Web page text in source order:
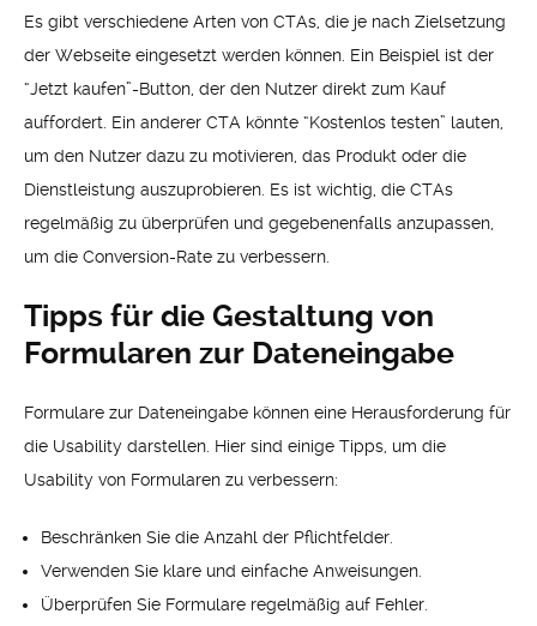
Es gibt verschiedene Arten von CTAs, die je nach Zielsetzung
der Webseite eingesetzt werden können. Ein Beispiel ist der
“Jetzt kaufen”-Button, der den Nutzer direkt zum Kauf
auffordert. Ein anderer CTA könnte “Kostenlos testen” lauten,
um den Nutzer dazu zu motivieren, das Produkt oder die
Dienstleistung auszuprobieren. Es ist wichtig, die CTAs
regelmäßig zu überprüfen und gegebenenfalls anzupassen,
um die Conversion-Rate zu verbessern.
Tipps für die Gestaltung von
Formularen zur Dateneingabe
Formulare zur Dateneingabe können eine Herausforderung für
die Usability darstellen. Hier sind einige Tipps, um die
Usability von Formularen zu verbessern:
Beschränken Sie die Anzahl der Pflichtfelder.
Verwenden Sie klare und einfache Anweisungen.
Überprüfen Sie Formulare regelmäßig auf Fehler.